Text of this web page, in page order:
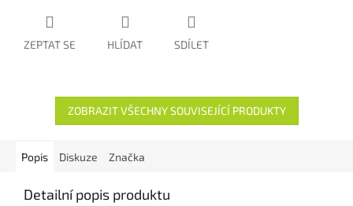
ZEPTAT SE HLÍDAT SDÍLET
ZOBRAZIT VŠECHNY SOUVISEJÍCÍ PRODUKTY
Popis Diskuze Značka
Detailní popis produktu